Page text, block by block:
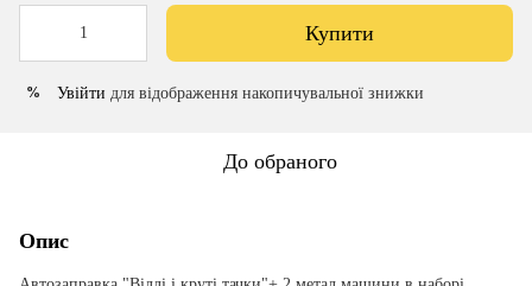
Купити
% Увійти для відображення накопичувальної знижки
До обраного
Опис